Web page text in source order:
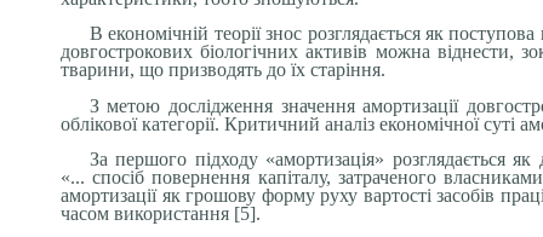
В економічній теорії знос розглядається як
довгострокових біологічних активів можна віднести,
тварини, що призводять до їх старіння.
З метою дослідження значення амортизації
облікової категорії. Критичний аналіз економічної суті
За першого підходу «амортизація» розглядається
«... спосіб повернення капіталу, затраченого
амортизації як грошову форму руху вартості засобів
часом використання [5].